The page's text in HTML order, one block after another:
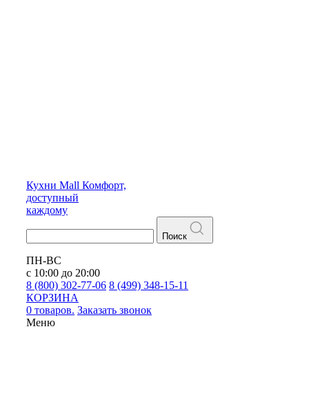
Кухни Mall Комфорт,
доступный
каждому
Поиск
ПН-ВС
с 10:00 до 20:00
8 (800) 302-77-06 8 (499) 348-15-11
КОРЗИНА
0 товаров. Заказать звонок
Меню